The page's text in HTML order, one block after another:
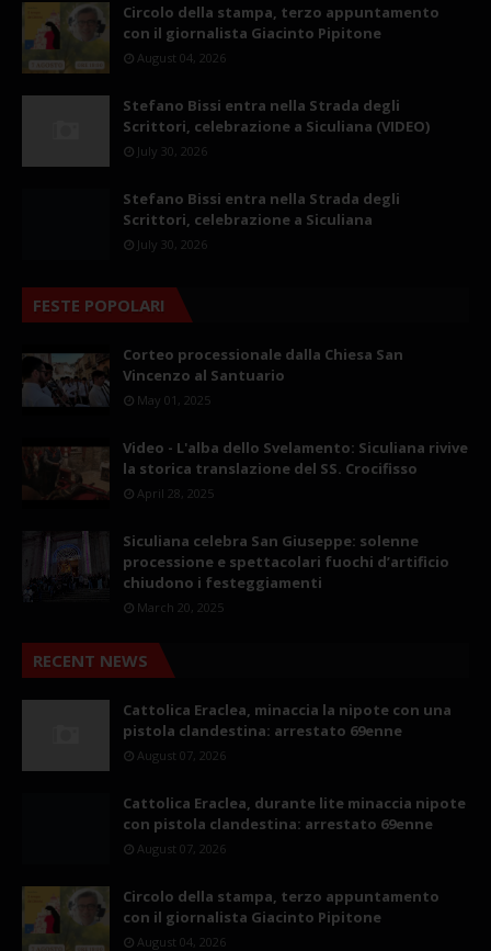
Circolo della stampa, terzo appuntamento
con il giornalista Giacinto Pipitone
August 04, 2026
Stefano Bissi entra nella Strada degli
Scrittori, celebrazione a Siculiana (VIDEO)
July 30, 2026
Stefano Bissi entra nella Strada degli
Scrittori, celebrazione a Siculiana
July 30, 2026
FESTE POPOLARI
Corteo processionale dalla Chiesa San
Vincenzo al Santuario
May 01, 2025
Video - L'alba dello Svelamento: Siculiana rivive
la storica translazione del SS. Crocifisso
April 28, 2025
Siculiana celebra San Giuseppe: solenne
processione e spettacolari fuochi d’artificio
chiudono i festeggiamenti
March 20, 2025
RECENT NEWS
Cattolica Eraclea, minaccia la nipote con una
pistola clandestina: arrestato 69enne
August 07, 2026
Cattolica Eraclea, durante lite minaccia nipote
con pistola clandestina: arrestato 69enne
August 07, 2026
Circolo della stampa, terzo appuntamento
con il giornalista Giacinto Pipitone
August 04, 2026